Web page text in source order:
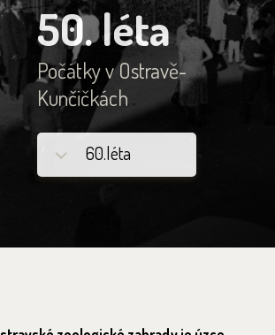
50. léta
Počátky v Ostravě-
Kunčičkách
60.léta